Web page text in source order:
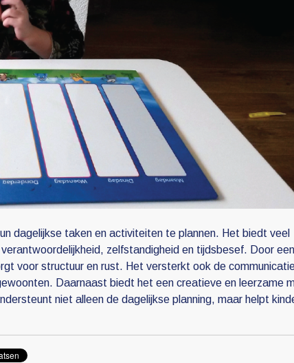
dagelijkse taken en activiteiten te plannen. Het biedt veel
zelfstandigheid en tijdsbesef. Door een
voor structuur en rust. Het versterkt ook de
Daarnaast biedt het een creatieve en leerzame
niet alleen de dagelijkse planning, maar helpt